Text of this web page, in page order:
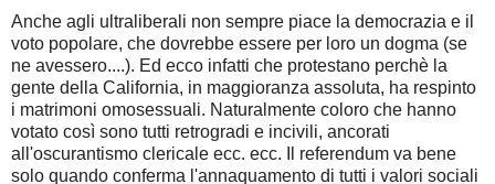
Anche agli ultraliberali non sempre piace la democrazia e il
voto popolare, che dovrebbe essere per loro un dogma (se
ne avessero....). Ed ecco infatti che protestano perchè la
gente della California, in maggioranza assoluta, ha respinto
i matrimoni omosessuali. Naturalmente coloro che hanno
votato così sono tutti retrogradi e incivili, ancorati
all'oscurantismo clericale ecc. ecc. Il referendum va bene
solo quando conferma l'annaquamento di tutti i valori sociali